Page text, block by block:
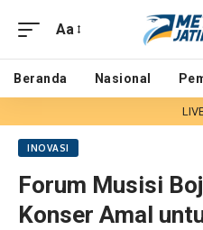
Aa
Beranda Nasional
INOVASI
Forum Musisi
Konser Amal